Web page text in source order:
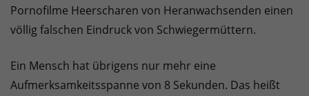
Pornofilme Heerscharen von Heranwachsenden einen
völlig falschen Eindruck von Schwiegermüttern.
Ein Mensch hat übrigens nur mehr eine
Aufmerksamkeitsspanne von 8 Sekunden. Das heißt